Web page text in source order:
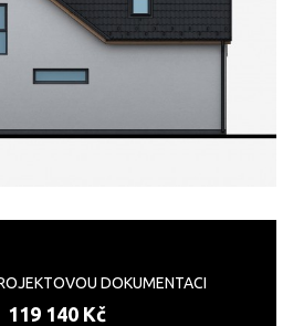
DOKUMENTACI
119 140 Kč